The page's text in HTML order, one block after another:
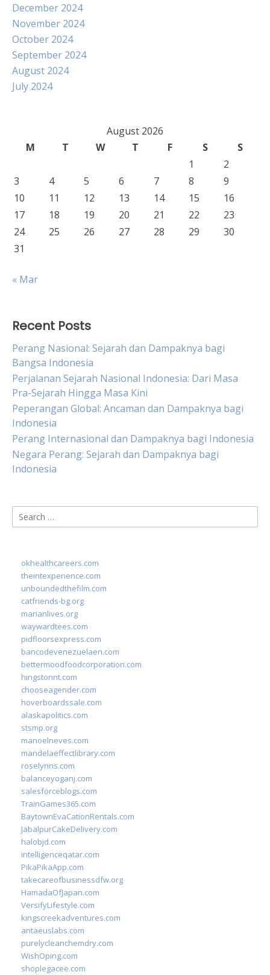
December 2024
November 2024
October 2024
September 2024
August 2024
July 2024
August 2026
M
T W T F S
S
1
2
3
4 5 6 7 8
9
10
11 12 13 14 15
16
17
18 19 20 21 22
23
24
25 26 27 28 29
30
31
« Mar
Recent Posts
Perang Nasional: Sejarah dan Dampaknya bagi
Bangsa Indonesia
Perjalanan Sejarah Nasional Indonesia: Dari Masa
Pra-Sejarah Hingga Masa Kini
Peperangan Global: Ancaman dan Dampaknya bagi
Indonesia
Perang Internasional dan Dampaknya bagi Indonesia
Negara Perang: Sejarah dan Dampaknya bagi
Indonesia
Search
for:
okhealthcareers.com
theintexperience.com
unboundedthefilm.com
catfriends-bg.org
marianlives.org
waywardtees.com
pidfloorsexpress.com
bancodevenezuelaen.com
bettermoodfoodcorporation.com
hingstonnt.com
chooseagender.com
hoverboardssale.com
alaskapolitics.com
stsmp.org
manoelneves.com
mandelaeffectlibrary.com
roselynns.com
balanceyoganj.com
salesforceblogs.com
TrainGames365.com
BaytownEvaCationRentals.com
JabalpurCakeDelivery.com
halobjd.com
intelligenceqatar.com
PikaPikaApp.com
takecareofbusinessdfw.org
HamadaOfJapan.com
VersifyLifestyle.com
kingscreekadventures.com
antaeuslabs.com
purelycleanchemdry.com
WishOping.com
shoplegacee.com